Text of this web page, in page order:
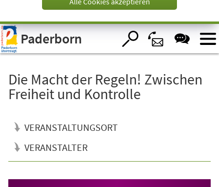
Visuelle
Assistenzsoftware
öffnen.Paderborn
Die Macht der Regeln! Zwischen
Freiheit und Kontrolle
VERANSTALTUNGSORT
VERANSTALTER